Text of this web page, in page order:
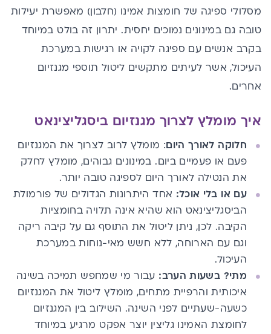
מסלולי ספיגה של חומצות אמינו (חלבון) מאפשרת יעילות
טובה גם במינונים נמוכים יחסית. יתרון זה בולט במיוחד
בקרב אנשים עם ספיגה לקויה או רגישות במערכת
העיכול, אשר לעיתים מתקשים ליטול תוספי מגנזיום
אחרים.
איך מומלץ לצרוך מגנזיום ביסגליצינאט
חלוקה לאורך היום: מומלץ לרוב לצרוך את המגנזיום
פעם או פעמיים ביום. במינונים גבוהים, מומלץ לחלק
את הנטילה לאורך היום לספיגה טובה יותר.
עם או בלי אוכל: אחד היתרונות הגדולים של פורמולת
הביסגליצינאט הוא שהיא אינה תלויה בחומציות
הקיבה. לכן, ניתן ליטול את התוסף גם על קיבה ריקה
וגם עם הארוחה, ללא חשש מאי-נוחות במערכת
העיכול.
מתי? בשעות הערב: עבור מי שמחפש תמיכה בשינה
איכותית והרפיית מתחים, מומלץ ליטול את המגנזיום
כשעה-שעתיים לפני השינה. השילוב בין המגנזיום
לחומצת האמינו גליצין יוצר אפקט מרגיע במיוחד